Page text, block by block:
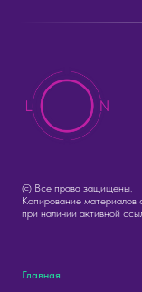
© Все права защищены.
Копирование материалов
при наличии активной
Главная